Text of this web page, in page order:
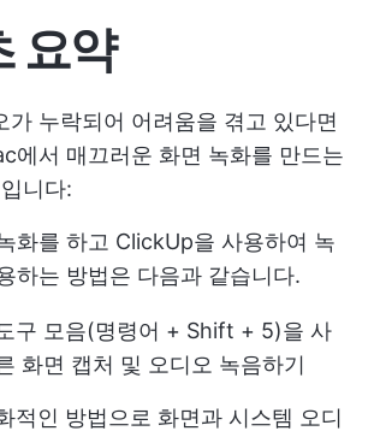
요약
가 누락되어 어려움을 겪고 있다면
에서 매끄러운 화면 녹화를 만드는
니다:
화를 하고 ClickUp을 사용하여 녹
하는 방법은 다음과 같습니다.
구 모음(명령어 + Shift + 5)을 사
화면 캡처 및 오디오 녹음하기
적인 방법으로 화면과 시스템 오디